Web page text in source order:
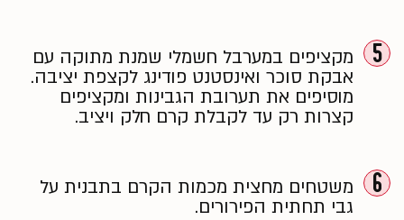
5
מקציפים במערבל חשמלי שמנת מתוקה עם
אבקת סוכר ואינסטנט פודינג לקצפת יציבה.
מוסיפים את תערובת הגבינות ומקציפים
קצרות רק עד לקבלת קרם חלק ויציב.
6
משטחים מחצית מכמות הקרם בתבנית על
גבי תחתית הפירורים.